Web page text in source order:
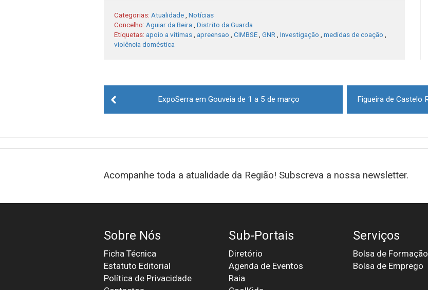
Categorias: Atualidade Notícias
Concelho: Aguiar da Beira
Distrito da Guarda
Etiquetas: apoio a vítimas apreensao CIMBSE GNR Investigação medidas de coação
violência doméstica
navigation
ExpoSerra em Gouveia de 1 a 5 de março
Acompanhe toda a atualidade da Região! Subscreva a nossa newsletter.
Sobre Nós
Ficha Técnica
Estatuto Editorial
Política de Privacidade
Sub-Portais
Diretório
Agenda de Eventos
Raia
Serviços
Bolsa de Formação
Bolsa de Emprego